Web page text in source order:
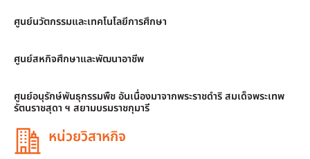
ศูนย์นวัตกรรมและเทคโนโลยีการศึกษา
ศูนย์สหกิจศึกษาและพัฒนาอาชีพ
ศูนย์อนุรักษ์พันธุกรรมพืช อันเนื่องมาจากพระราชดำริ สมเด็จพระเทพ
รัตนราชสุดา ฯ สยามบรมราชกุมารี
หน่วยวิสาหกิจ